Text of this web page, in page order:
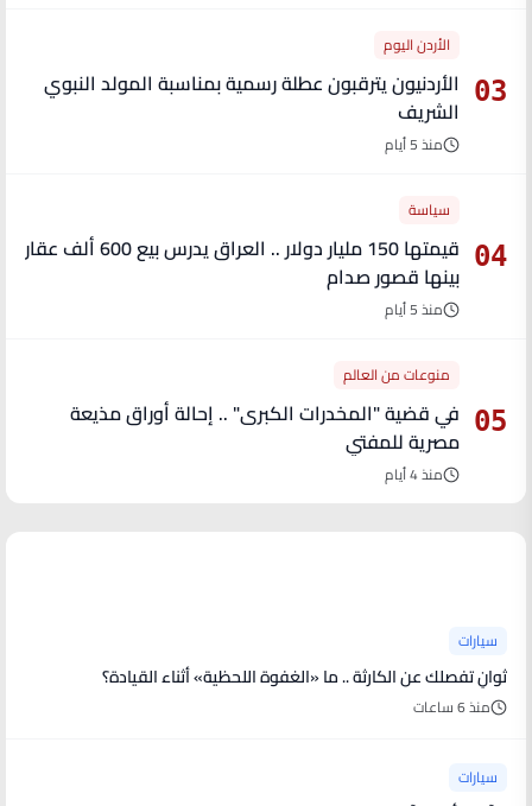
03
الأردن اليوم
الأردنيون يترقبون عطلة رسمية بمناسبة المولد النبوي
الشريف
منذ 5 أيام
04
سياسة
قيمتها 150 مليار دولار .. العراق يدرس بيع 600 ألف عقار
بينها قصور صدام
منذ 5 أيام
05
منوعات من العالم
في قضية "المخدرات الكبرى" .. إحالة أوراق مذيعة
مصرية للمفتي
منذ 4 أيام
سيارات
ثوانٍ تفصلك عن الكارثة .. ما «الغفوة اللحظية» أثناء القيادة؟
منذ 6 ساعات
سيارات